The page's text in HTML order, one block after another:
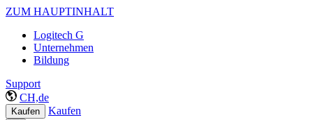
ZUM HAUPTINHALT
Logitech G
Unternehmen
Bildung
Support
CH,de
Kaufen Kaufen